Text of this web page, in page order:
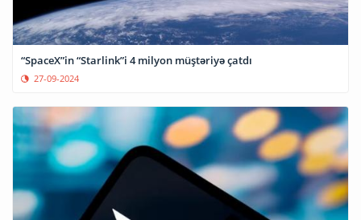
“SpaceX”in “Starlink”i 4 milyon müştəriyə çatdı
27-09-2024